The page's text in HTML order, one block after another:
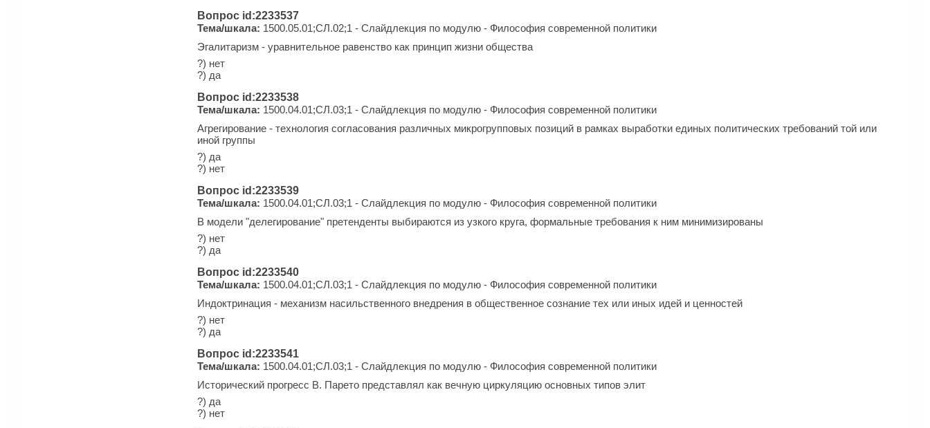
Вопрос id:2233537
Тема/шкала: 1500.05.01;СЛ.02;1 - Слайдлекция по модулю - Философия современной политики
Эгалитаризм - уравнительное равенство как принцип жизни общества
?) нет
?) да
Вопрос id:2233538
Тема/шкала: 1500.04.01;СЛ.03;1 - Слайдлекция по модулю - Философия современной политики
Агрегирование - технология согласования различных микрогрупповых позиций в рамках выработки единых политических требований той или
иной группы
?) да
?) нет
Вопрос id:2233539
Тема/шкала: 1500.04.01;СЛ.03;1 - Слайдлекция по модулю - Философия современной политики
В модели "делегирование" претенденты выбираются из узкого круга, формальные требования к ним минимизированы
?) нет
?) да
Вопрос id:2233540
Тема/шкала: 1500.04.01;СЛ.03;1 - Слайдлекция по модулю - Философия современной политики
Индоктринация - механизм насильственного внедрения в общественное сознание тех или иных идей и ценностей
?) нет
?) да
Вопрос id:2233541
Тема/шкала: 1500.04.01;СЛ.03;1 - Слайдлекция по модулю - Философия современной политики
Исторический прогресс В. Парето представлял как вечную циркуляцию основных типов элит
?) да
?) нет